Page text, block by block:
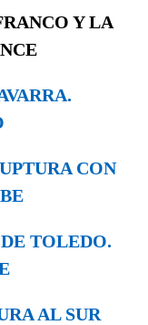
Y LA
CON
TOLEDO.
AL SUR